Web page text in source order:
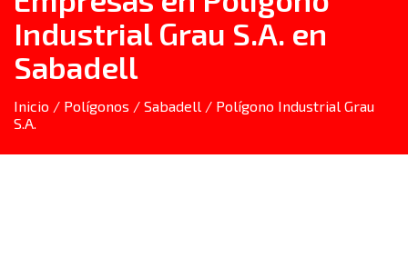
Industrial Grau S.A. en
Sabadell
Inicio / Polígonos / Sabadell / Polígono Industrial Grau
S.A.